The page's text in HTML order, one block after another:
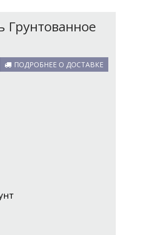
Грунтованное
ПОДРОБНЕЕ О ДОСТАВКЕ